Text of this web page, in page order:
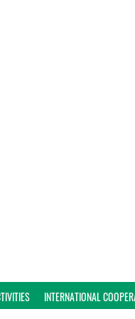
INTERNATIONAL